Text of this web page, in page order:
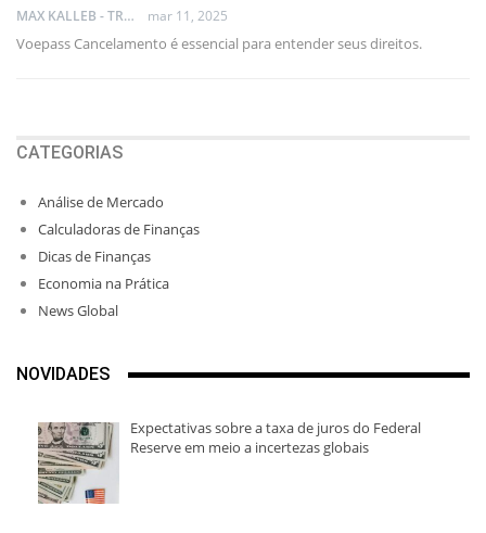
MAX KALLEB - TRADER mar 11, 2025
Voepass Cancelamento é essencial para entender seus direitos.
CATEGORIAS
Análise de Mercado
Calculadoras de Finanças
Dicas de Finanças
Economia na Prática
News Global
NOVIDADES
Expectativas sobre a taxa de juros do Federal
Reserve em meio a incertezas globais